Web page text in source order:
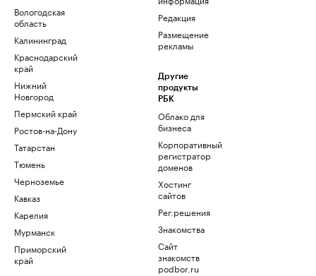
Вологодская
область
Калининград
Краснодарский
край
Нижний
Новгород
Пермский край
Ростов-на-Дону
Татарстан
Тюмень
Черноземье
Кавказ
Карелия
Мурманск
Приморский
край
Редакция
Размещение
рекламы
Другие
продукты
РБК
Облако для
бизнеса
Корпоративный
регистратор
доменов
Хостинг
сайтов
Рег.решения
Знакомства
Сайт
знакомств
podbor.ru